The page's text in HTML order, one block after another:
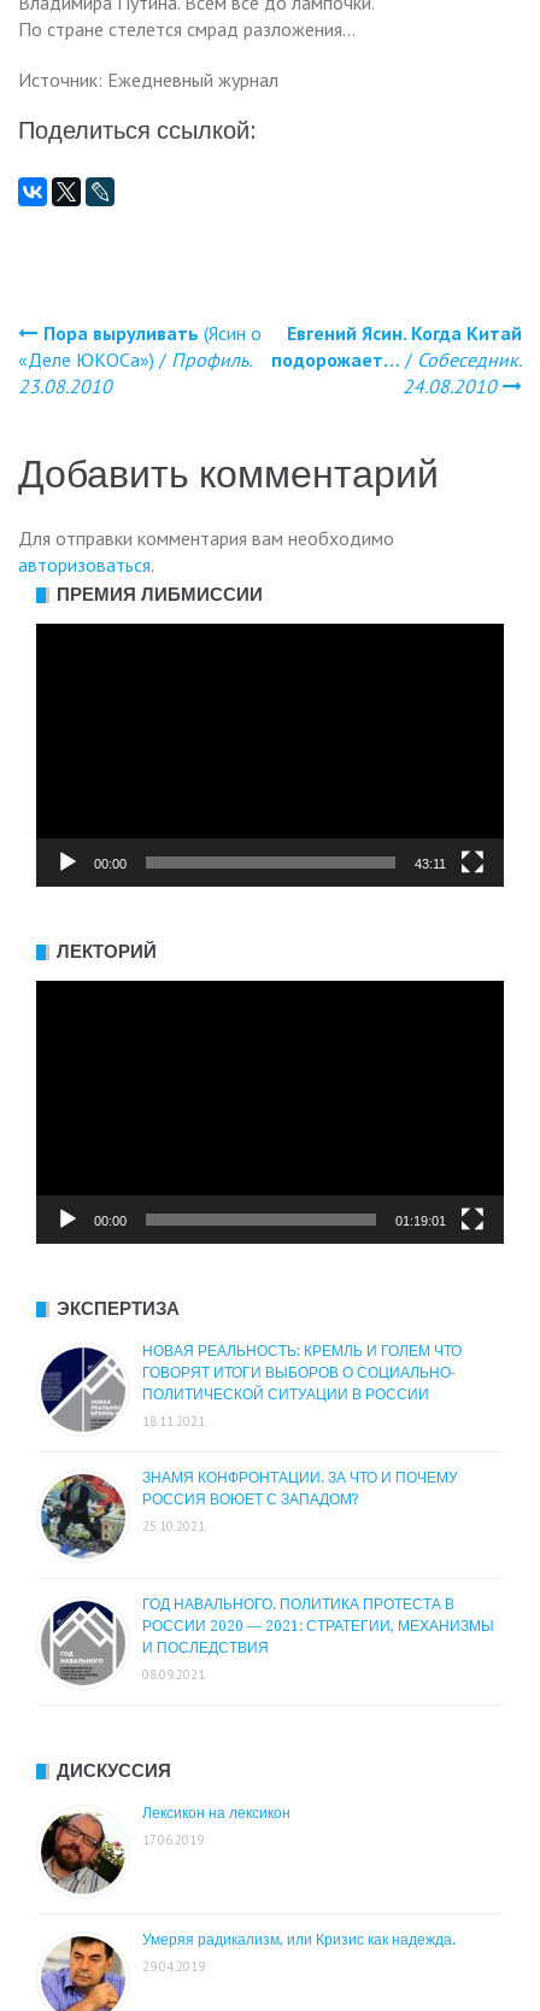
По стране стелется смрад разложения…
Источник: Ежедневный журнал
Поделиться ссылкой:
Навигация
по
записям
Пора выруливать (Ясин о
«Деле ЮКОСа») / Профиль.
23.08.2010
Евгений Ясин. Когда Китай
подорожает… / Собеседник.
24.08.2010
Добавить комментарий
Для отправки комментария вам необходимо
авторизоваться.
ПРЕМИЯ ЛИБМИССИИ
00:00 43:11
ЛЕКТОРИЙ
00:00 01:19:01
ЭКСПЕРТИЗА
НОВАЯ РЕАЛЬНОСТЬ: КРЕМЛЬ И ГОЛЕМ ЧТО
ГОВОРЯТ ИТОГИ ВЫБОРОВ О СОЦИАЛЬНО-
ПОЛИТИЧЕСКОЙ СИТУАЦИИ В РОССИИ
18.11.2021
ЗНАМЯ КОНФРОНТАЦИИ. ЗА ЧТО И ПОЧЕМУ
РОССИЯ ВОЮЕТ С ЗАПАДОМ?
25.10.2021
ГОД НАВАЛЬНОГО. ПОЛИТИКА ПРОТЕСТА В
РОССИИ 2020 — 2021: СТРАТЕГИИ, МЕХАНИЗМЫ
И ПОСЛЕДСТВИЯ
08.09.2021
ДИСКУССИЯ
Лексикон на лексикон
17.06.2019
Умеряя радикализм, или Кризис как надежда.
29.04.2019